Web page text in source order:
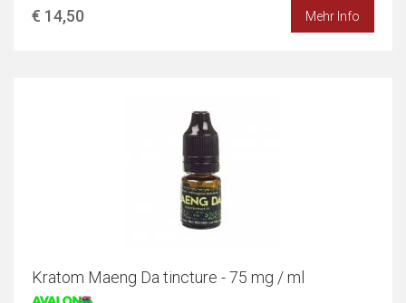
€ 14,50 Mehr Info
Kratom Maeng Da tincture - 75 mg / ml